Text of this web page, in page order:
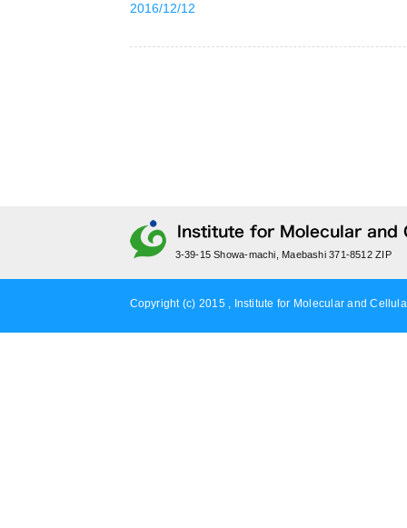
2016/12/12
3-39-15 Showa-machi, Maebashi 371-8512 ZIP
Copyright (c) 2015 , Institute for Molecular and